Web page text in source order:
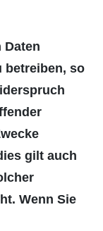
Daten
betreiben, so
gilt auch
Wenn Sie